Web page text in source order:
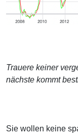
Trauere keiner
nächste kommt
Sie wollen keine